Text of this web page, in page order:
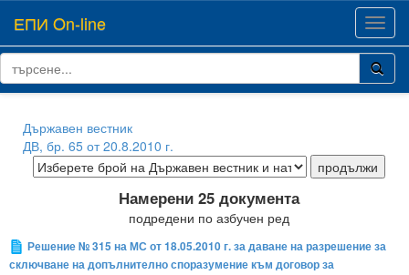
ЕПИ On-line
Държавен вестник
ДВ, бр. 65 от 20.8.2010 г.
Намерени 25 документа
подредени по азбучен ред
Решение № 315 на МС от 18.05.2010 г. за даване на разрешение за
сключване на допълнително споразумение към договор за